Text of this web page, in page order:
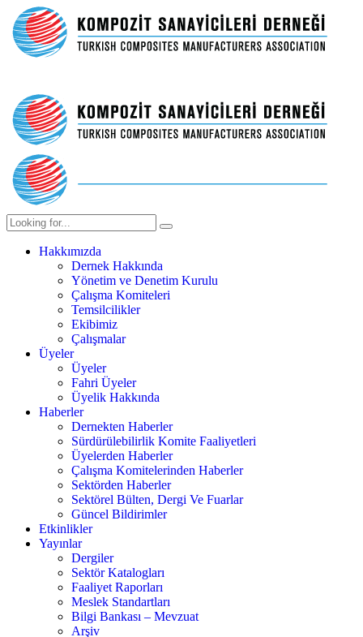
Hakkımızda
Dernek Hakkında
Yönetim ve Denetim Kurulu
Çalışma Komiteleri
Temsilcilikler
Ekibimiz
Çalışmalar
Üyeler
Üyeler
Fahri Üyeler
Üyelik Hakkında
Haberler
Dernekten Haberler
Sürdürülebilirlik Komite Faaliyetleri
Üyelerden Haberler
Çalışma Komitelerinden Haberler
Sektörden Haberler
Sektörel Bülten, Dergi Ve Fuarlar
Güncel Bildirimler
Etkinlikler
Yayınlar
Dergiler
Sektör Katalogları
Faaliyet Raporları
Meslek Standartları
Bilgi Bankası – Mevzuat
Arşiv